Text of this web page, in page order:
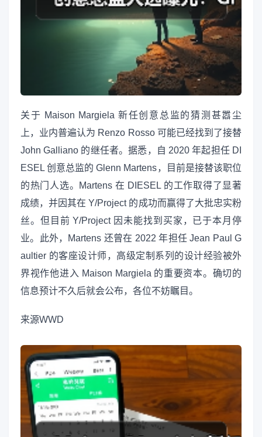
关于 Maison Margiela 新任创意总监的猜测甚嚣尘
上，业内普遍认为 Renzo Rosso 可能已经找到了接替
John Galliano 的继任者。据悉，自 2020 年起担任 DI
ESEL 创意总监的 Glenn Martens，目前是接替该职位
的热门人选。Martens 在 DIESEL 的工作取得了显著
成绩，并因其在 Y/Project 的成功而赢得了大批忠实粉
丝。但目前 Y/Project 因未能找到买家，已于本月停
业。此外，Martens 还曾在 2022 年担任 Jean Paul G
aultier 的客座设计师，高级定制系列的设计经验被外
界视作他进入 Maison Margiela 的重要资本。确切的
信息预计不久后就会公布，各位不妨瞩目。
来源WWD